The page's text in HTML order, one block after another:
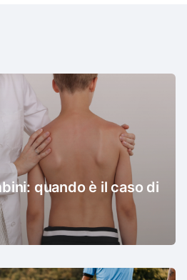
quando è il caso di